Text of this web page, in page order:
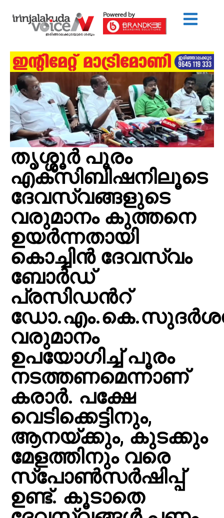
തൃശ്ശൂര്‍ പൂരം
എക്സിബിഷനിലൂടെ
ദേവസ്വങ്ങളുടെ
വരുമാനം കുത്തനെ
ഉയർന്നതായി
കൊച്ചിൻ ദേവസ്വം
ബോർഡ്
പ്രസിഡൻറ്
വരുമാനം
ഉപയോഗിച്ച് പൂരം
നടത്തണമെന്നാണ്
കരാര്‍. പക്ഷേ
വെടിക്കെട്ടിനും,
ആനയ്ക്കും, കുടക്കും
മേളത്തിനും വരെ
സ്പോൺസർഷിപ്പ്
ഉണ്ട്. കൂടാതെ